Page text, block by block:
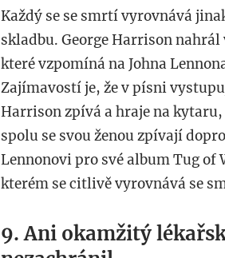
Každý se se smrtí vyrovnává
skladbu. George Harrison nahrál
které vzpomíná na Johna
Zajímavostí je, že v písni
Harrison zpívá a hraje na
spolu se svou ženou zpívají
Lennonovi pro své album Tug of
kterém se citlivě vyrovnává se
9. Ani okamžitý